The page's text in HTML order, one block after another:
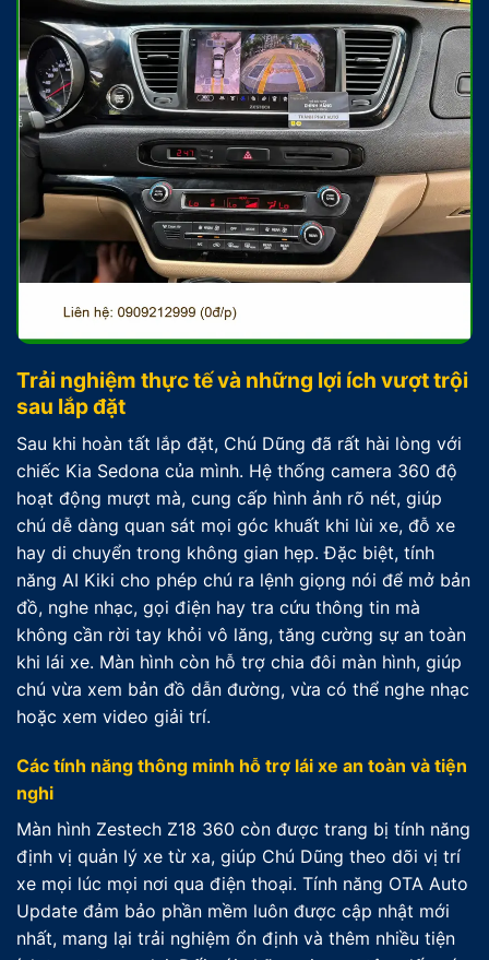
Trải nghiệm thực tế và những lợi ích vượt trội
sau lắp đặt
Sau khi hoàn tất lắp đặt, Chú Dũng đã rất hài lòng với
chiếc Kia Sedona của mình. Hệ thống camera 360 độ
hoạt động mượt mà, cung cấp hình ảnh rõ nét, giúp
chú dễ dàng quan sát mọi góc khuất khi lùi xe, đỗ xe
hay di chuyển trong không gian hẹp. Đặc biệt, tính
năng AI Kiki cho phép chú ra lệnh giọng nói để mở bản
đồ, nghe nhạc, gọi điện hay tra cứu thông tin mà
không cần rời tay khỏi vô lăng, tăng cường sự an toàn
khi lái xe. Màn hình còn hỗ trợ chia đôi màn hình, giúp
chú vừa xem bản đồ dẫn đường, vừa có thể nghe nhạc
hoặc xem video giải trí.
Các tính năng thông minh hỗ trợ lái xe an toàn và tiện
nghi
Màn hình Zestech Z18 360 còn được trang bị tính năng
định vị quản lý xe từ xa, giúp Chú Dũng theo dõi vị trí
xe mọi lúc mọi nơi qua điện thoại. Tính năng OTA Auto
Update đảm bảo phần mềm luôn được cập nhật mới
nhất, mang lại trải nghiệm ổn định và thêm nhiều tiện